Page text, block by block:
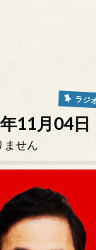
ラジ
11月04日
ません